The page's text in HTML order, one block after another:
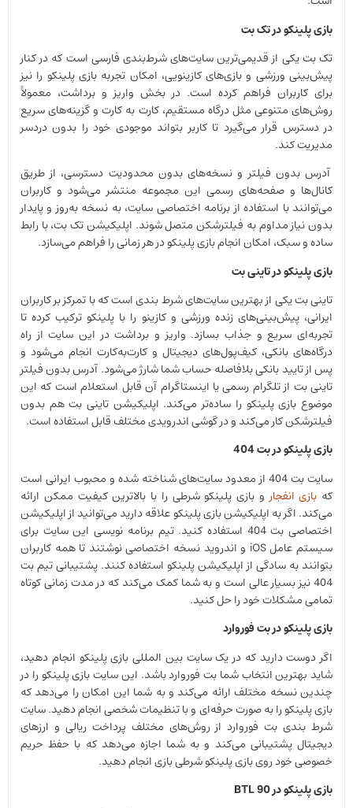
بازی پلینکو در تک بت
تک بت یکی از قدیمی‌ترین سایت‌های شرط‌بندی فارسی است که در کنار
پیش‌بینی ورزشی و بازی‌های کازینویی، امکان تجربه بازی پلینکو را نیز
برای کاربران فراهم کرده است. در بخش واریز و برداشت، معمولاً
روش‌های متنوعی مثل درگاه مستقیم، کارت به کارت و گزینه‌های سریع
در دسترس قرار می‌گیرد تا کاربر بتواند موجودی خود را بدون دردسر
مدیریت کند.
آدرس بدون فیلتر و نسخه‌های بدون محدودیت دسترسی، از طریق
کانال‌ها و صفحه‌های رسمی این مجموعه منتشر می‌شود و کاربران
می‌توانند با استفاده از برنامه اختصاصی سایت، به نسخه به‌روز و پایدار
بدون نیاز مداوم به فیلترشکن متصل شوند. اپلیکیشن تک بت، با رابط
ساده و سبک، امکان انجام بازی پلینکو در هر زمانی را فراهم می‌سازد.
بازی پلینکو در تاینی بت
تاینی بت یکی از بهترین سایت‌های شرط‌ بندی است که با تمرکز بر کاربران
ایرانی، پیش‌بینی‌های زنده ورزشی و کازینو را با پلینکو ترکیب کرده تا
تجربه‌ای سریع و جذاب بسازد. واریز و برداشت در این سایت از راه
درگاه‌های بانکی، کیف‌پول‌های دیجیتال و کارت‌به‌کارت انجام می‌شود و
پس از تایید بانکی بلافاصله حساب شما شارژ می‌شود. آدرس بدون فیلتر
تاینی بت از تلگرام رسمی یا اینستاگرام آن قابل استعلام است که این
موضوع بازی پلینکو را ساده‌تر می‌کند. اپلیکیشن تاینی بت هم بدون
فیلترشکن کار می‌کند و در گوشی اندرویدی مختلف قابل استفاده است.
بازی پلینکو در بت 404
سایت بت 404 از معدود سایت‌های شناخته شده و محبوب ایرانی است
که بازی انفجارو بازی پلینکو شرطی را با بالاترین کیفیت ممکن ارائه
می‌کند. اگر به اپلیکیشن بازی پلینکو علاقه دارید می‌توانید از اپلیکیشن
اختصاصی بت 404 استفاده کنید. تیم برنامه نویسی این سایت برای
سیستم عامل iOS و اندروید نسخه اختصاصی نوشتند تا همه کاربران
بتوانند به سادگی از اپلیکیشن پلینکو استفاده کنند. پشتیبانی تیم بت
404 نیز بسیار عالی است و به شما کمک می‌کند که در مدت زمانی کوتاه
تمامی مشکلات خود را حل کنید.
بازی پلینکو در بت فوروارد
اگر دوست دارید که در یک سایت بین المللی بازی پلینکو انجام دهید،
شاید بهترین انتخاب شما بت فوروارد باشد. این سایت بازی پلینکو را در
چندین نسخه مختلف ارائه می‌کند و به شما این امکان را می‌دهد که
بازی پلینکو را به صورت حرفه‌ای و با تنظیمات شخصی انجام دهید. سایت
شرط بندی بت فوروارد از روش‌های مختلف پرداخت ریالی و ارزهای
دیجیتال پشتیبانی می‌کند و به شما اجازه می‌دهد که با حفظ حریم
خصوصی خود روی بازی پلینکو شرطی بازی انجام دهید.
بازی پلینکو درBTL 90